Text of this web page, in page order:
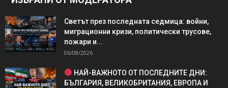
Светът през последната седмица: войни,
миграционни кризи, политически трусове,
пожари и...
06/08/2026
НАЙ-ВАЖНОТО ОТ ПОСЛЕДНИТЕ ДНИ:
БЪЛГАРИЯ, ВЕЛИКОБРИТАНИЯ, ЕВРОПА И